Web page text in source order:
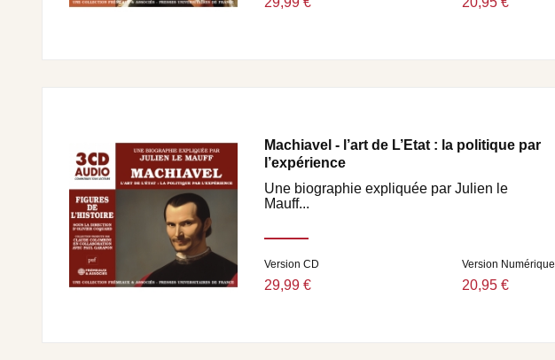
Machiavel - l’art de L’Etat : la politique par
l’expérience
Une biographie expliquée par Julien le
Mauff...
Version CD
29,99 €
Version Numérique
20,95 €